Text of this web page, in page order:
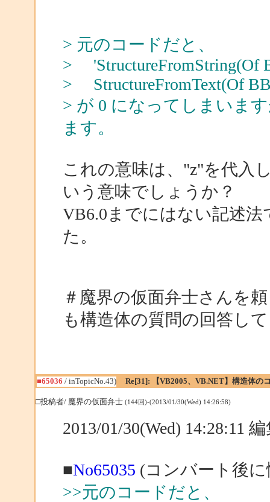
> 元のコードだと、
> 'StructureFromString(Of
> StructureFromText(Of
> が 0 になってしまいま
ます。
これの意味は、"z"を代入
いう意味でしょうか？
VB6.0までにはない記述
た。
＃魔界の仮面弁士さんを
も構造体の質問の回答し
■65036 / inTopicNo.43) Re[31]: 【VB2005、VB.NET】構造体の
□投稿者/ 魔界の仮面弁士 (144回)-(2013/01/30(Wed) 14:26:58)
2013/01/30(Wed) 14:28:11
■No65035 (コンバート後
>>元のコードだと、